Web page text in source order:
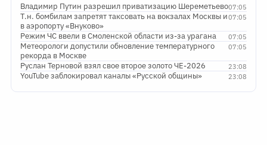
07:05
Владимир Путин разрешил приватизацию Шереметьево
07:05
Т.н. бомбилам запретят таксовать на вокзалах Москвы и
в аэропорту «Внуково»
07:05
Режим ЧС ввели в Смоленской области из-за урагана
07:05
Метеорологи допустили обновление температурного
рекорда в Москве
23:08
Руслан Терновой взял свое второе золото ЧЕ-2026
23:08
YouTube заблокировал каналы «Русской общины»